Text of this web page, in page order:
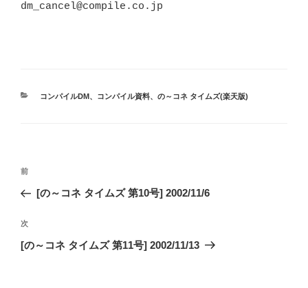
dm_cancel@compile.co.jp
カ
コンパイルDM 、 コンパイル資料、 の～コネ タイムズ(楽天版)
投
ナ
ビ
ゲ
前
の
稿
前
[の～コネ タイムズ 第10号] 2002/11/6
次
の
次
[の～コネ タイムズ 第11号] 2002/11/13